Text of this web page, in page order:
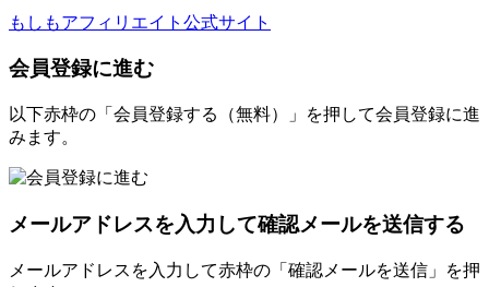
もしもアフィリエイト公式サイト
会員登録に進む
以下赤枠の「会員登録する（無料）」を押して会員登録に進
みます。
メールアドレスを入力して確認メールを送信する
メールアドレスを入力して赤枠の「確認メールを送信」を押